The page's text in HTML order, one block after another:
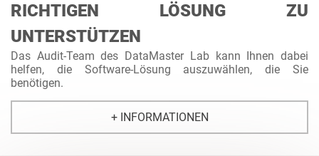
RICHTIGEN LÖSUNG ZU
UNTERSTÜTZEN
Das Audit-Team des DataMaster Lab kann Ihnen dabei
helfen, die Software-Lösung auszuwählen, die Sie
benötigen.
+ INFORMATIONEN